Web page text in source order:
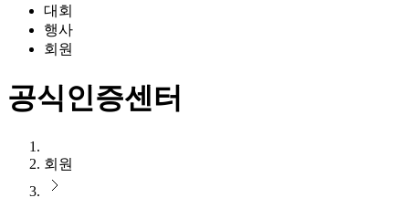
대회
행사
회원
공식인증센터
회원